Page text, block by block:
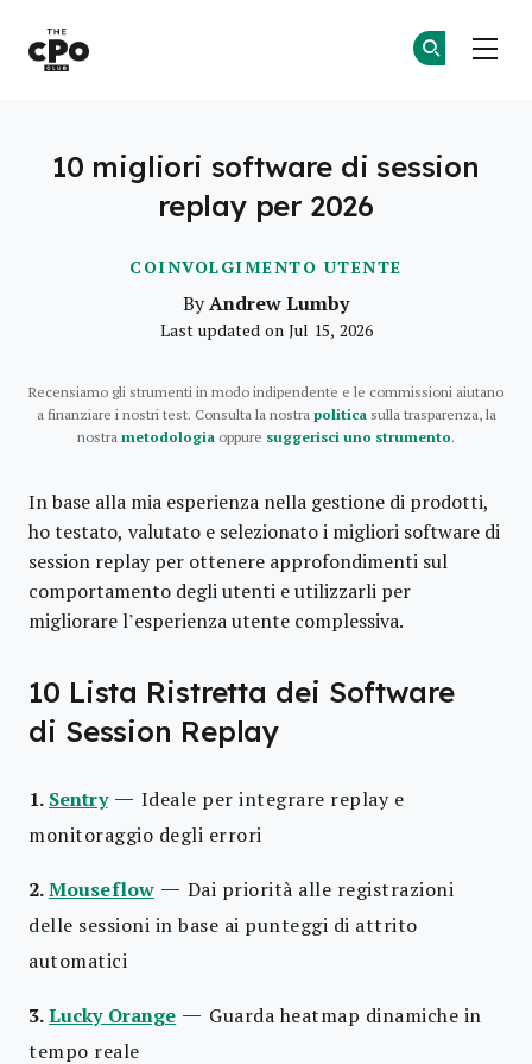
COINVOLGIMENTO UTENTE
10 migliori software di session
replay per 2026
ByAndrew Lumby
Last updated on Jul 15, 2026
Recensiamo gli strumenti in modo indipendente e le commissioni aiutano
a finanziare i nostri test. Consulta la nostra politica sulla trasparenza, la
nostra metodologia oppure suggerisci uno strumento.
In base alla mia esperienza nella gestione di prodotti,
ho testato, valutato e selezionato i migliori software di
session replay per ottenere approfondimenti sul
comportamento degli utenti e utilizzarli per
migliorare l’esperienza utente complessiva.
10 Lista Ristretta dei Software
di Session Replay
1. Sentry — Ideale per integrare replay e
monitoraggio degli errori
2.Mouseflow — Dai priorità alle registrazioni
delle sessioni in base ai punteggi di attrito
automatici
3.Lucky Orange — Guarda heatmap dinamiche in
tempo reale